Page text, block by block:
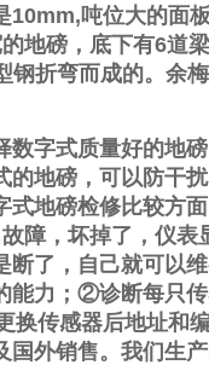
10mm,吨位大的面板
地磅，底下有6道梁
钢折弯而成的。 余
数字式质量好的地
的地磅，可以防干
式地磅检修比较方
障，坏掉了，仪表
断了，自己就可以维
能力； ②诊断每只
换传感器后地址和
国外销售。我们生